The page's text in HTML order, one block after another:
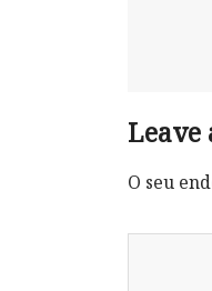
Leave
O seu